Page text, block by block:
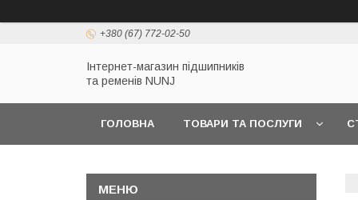
+380 (67) 772-02-50
Інтернет-магазин підшипників
та ременів NUNJ
ГОЛОВНА ТОВАРИ ТА ПОСЛУГИ